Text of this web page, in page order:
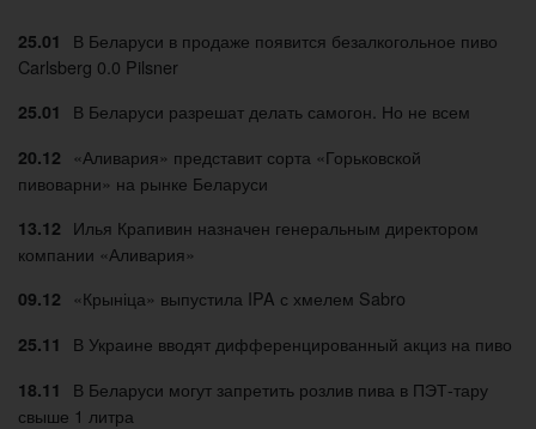
25.01
В Беларуси в продаже появится безалкогольное пиво
Carlsberg 0.0 Pilsner
25.01 В Беларуси разрешат делать самогон. Но не всем
20.12
«Аливария» представит сорта «Горьковской
пивоварни» на рынке Беларуси
13.12 Илья Крапивин назначен генеральным директором
компании «Аливария»
09.12 «Крыніца» выпустила IPA с хмелем Sabro
25.11 В Украине вводят дифференцированный акциз на пиво
18.11
В Беларуси могут запретить розлив пива в ПЭТ-тару
свыше 1 литра